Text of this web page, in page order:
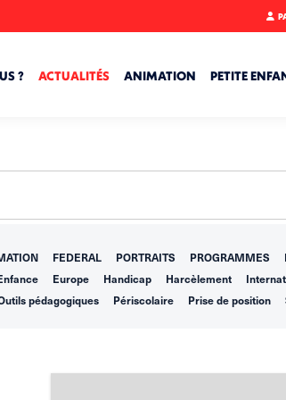
? ACTUALITÉS ANIMATION PETITE
FEDERAL PORTRAITS PROGRAMMES
Europe Handicap Harcèlement
pédagogiques
Périscolaire Prise de position